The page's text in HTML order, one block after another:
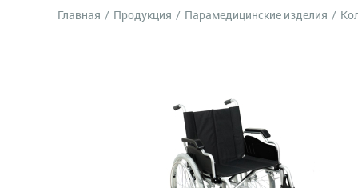
Главная / Продукция / Парамедицинские изделия /